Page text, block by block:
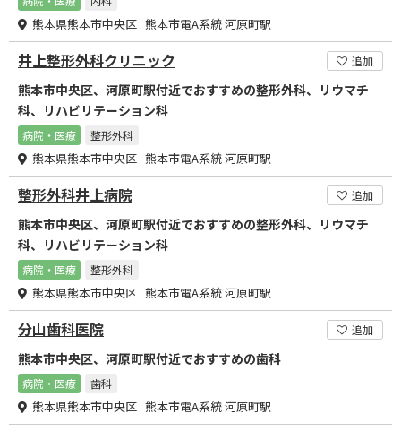
熊本県熊本市中央区 熊本市電A系統 河原町駅
井上整形外科クリニック 追加
熊本市中央区、河原町駅付近でおすすめの整形外科、リウマチ
科、リハビリテーション科
病院・医療 整形外科
熊本県熊本市中央区 熊本市電A系統 河原町駅
整形外科井上病院 追加
熊本市中央区、河原町駅付近でおすすめの整形外科、リウマチ
科、リハビリテーション科
病院・医療 整形外科
熊本県熊本市中央区 熊本市電A系統 河原町駅
分山歯科医院 追加
熊本市中央区、河原町駅付近でおすすめの歯科
病院・医療 歯科
熊本県熊本市中央区 熊本市電A系統 河原町駅